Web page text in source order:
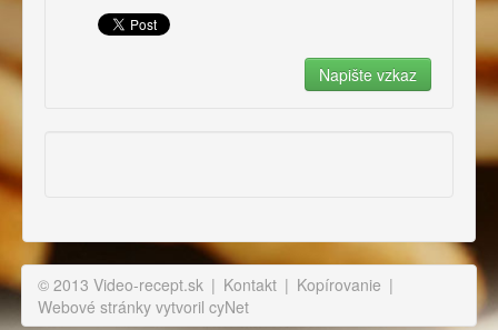
© 2013 Video-recept.sk | Kontakt | Kopírovanie |
Webové stránky vytvoril cyNet